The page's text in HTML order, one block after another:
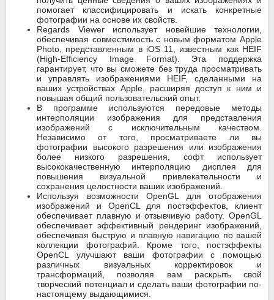
помогает классифицировать и искать конкретные
фотографии на основе их свойств.
Regards Viewer использует новейшие технологии,
обеспечивая совместимость с новым форматом Apple
Photo, представленным в iOS 11, известным как HEIF
(High-Efficiency Image Format). Эта поддержка
гарантирует, что вы сможете без труда просматривать
и управлять изображениями HEIF, сделанными на
ваших устройствах Apple, расширяя доступ к ним и
повышая общий пользовательский опыт.
В программе используются передовые методы
интерполяции изображения для представления
изображений с исключительным качеством.
Независимо от того, просматриваете ли вы
фотографии высокого разрешения или изображения
более низкого разрешения, софт использует
высококачественную интерполяцию дисплея для
повышения визуальной привлекательности и
сохранения целостности ваших изображений.
Используя возможности OpenGL для отображения
изображений и OpenCL для постэффектов, клиент
обеспечивает плавную и отзывчивую работу. OpenGL
обеспечивает эффективный рендеринг изображений,
обеспечивая быструю и плавную навигацию по вашей
коллекции фотографий. Кроме того, постэффекты
OpenCL улучшают ваши фотографии с помощью
различных визуальных корректировок и
трансформаций, позволяя вам раскрыть свой
творческий потенциал и сделать ваши фотографии по-
настоящему выдающимися.